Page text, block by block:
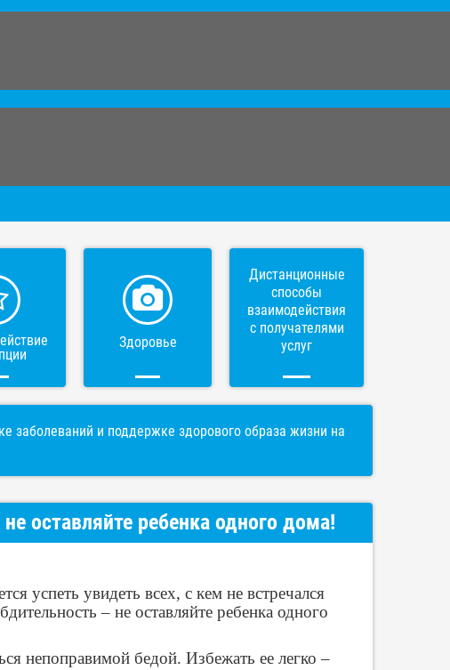
Здоровье
Дистанционные
способы
взаимодействия
с получателями
услуг
заболеваний и поддержке здорового образа жизни на
оставляйте ребенка одного дома!
успеть увидеть всех, с кем не встречался
– не оставляйте ребенка одного
непоправимой бедой. Избежать ее легко –